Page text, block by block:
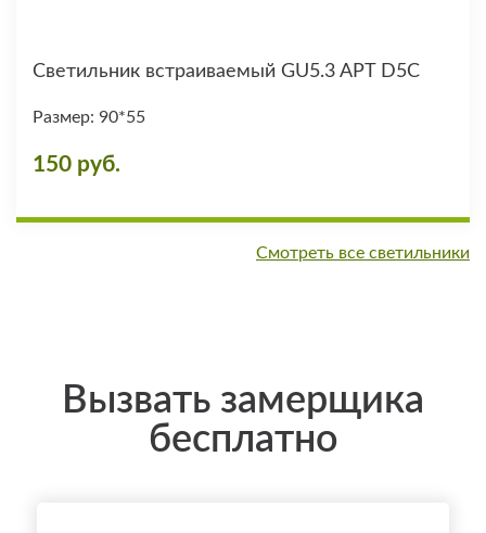
Светильник встраиваемый GU5.3 APT D5C
Размер: 90*55
150 руб.
Смотреть все светильники
Вызвать замерщика
бесплатно